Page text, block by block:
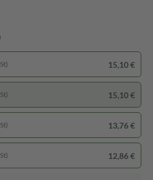
15,10 €
15,10 €
13,76 €
12,86 €